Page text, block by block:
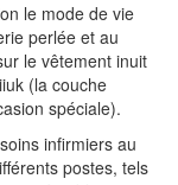
le mode de vie
perlée et au
le vêtement inuit
(la couche
spéciale).
infirmiers au
postes, tels